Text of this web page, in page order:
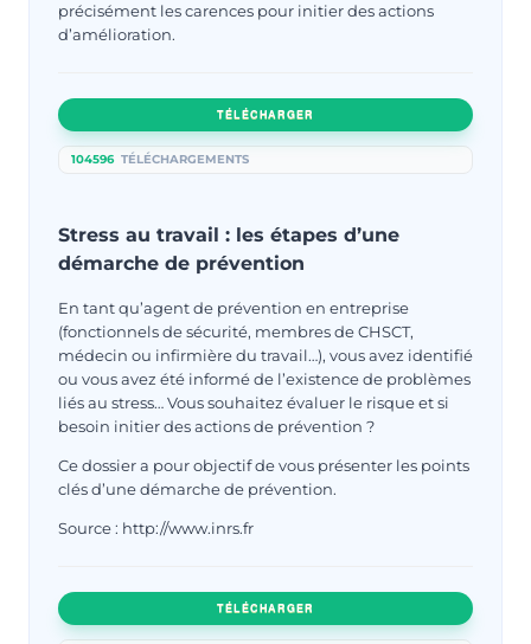
précisément les carences pour initier des actions
d’amélioration.
TÉLÉCHARGER
104596 TÉLÉCHARGEMENTS
Stress au travail : les étapes d’une
démarche de prévention
En tant qu’agent de prévention en entreprise
(fonctionnels de sécurité, membres de CHSCT,
médecin ou infirmière du travail…), vous avez identifié
ou vous avez été informé de l’existence de problèmes
liés au stress… Vous souhaitez évaluer le risque et si
besoin initier des actions de prévention ?
Ce dossier a pour objectif de vous présenter les points
clés d’une démarche de prévention.
Source : http://www.inrs.fr
TÉLÉCHARGER